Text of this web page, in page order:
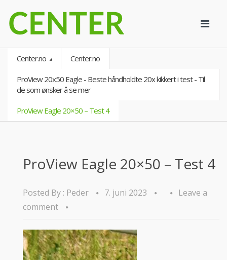
Center.no Center.no
ProView 20x50 Eagle - Beste håndholdte 20x kikkert i test - Til
de som ønsker å se mer
ProView Eagle 20×50 – Test 4
ProView Eagle 20×50 – Test 4
Posted By : Peder 7. juni 2023
Leave a
comment